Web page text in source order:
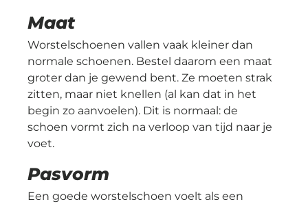
Maat
Worstelschoenen vallen vaak kleiner dan
normale schoenen. Bestel daarom een maat
groter dan je gewend bent. Ze moeten strak
zitten, maar niet knellen (al kan dat in het
begin zo aanvoelen). Dit is normaal: de
schoen vormt zich na verloop van tijd naar je
voet.
Pasvorm
Een goede worstelschoen voelt als een